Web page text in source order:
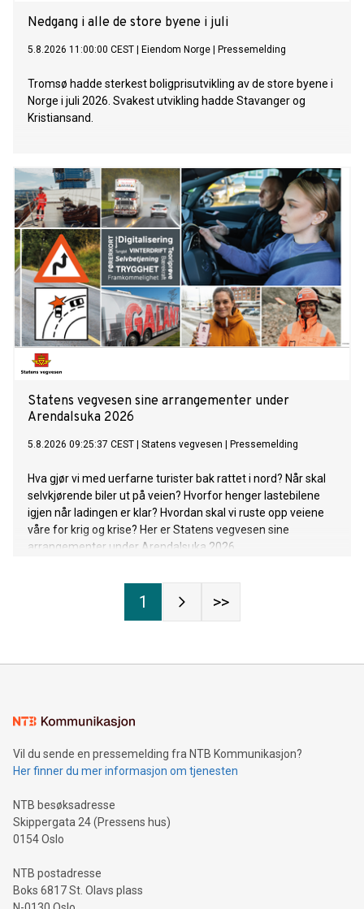
Nedgang i alle de store byene i juli
5.8.2026 11:00:00 CEST Eiendom Norge Pressemelding
Tromsø hadde sterkest boligprisutvikling av de store byene i
Norge i juli 2026. Svakest utvikling hadde Stavanger og
Kristiansand.
Statens vegvesen sine arrangementer under
Arendalsuka 2026
5.8.2026 09:25:37 CEST Statens vegvesen Pressemelding
Hva gjør vi med uerfarne turister bak rattet i nord? Når skal
selvkjørende biler ut på veien? Hvorfor henger lastebilene
igjen når ladingen er klar? Hvordan skal vi ruste opp veiene
våre for krig og krise? Her er Statens vegvesen sine
arrangementer under Arendalsuka 2026.
1 >>
Vil du sende en pressemelding fra NTB Kommunikasjon?
Her finner du mer informasjon om tjenesten
NTB besøksadresse
Skippergata 24 (Pressens hus)
0154 Oslo
NTB postadresse
Boks 6817 St. Olavs plass